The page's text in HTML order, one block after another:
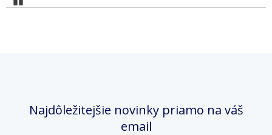
Najdôležitejšie novinky priamo na váš
email